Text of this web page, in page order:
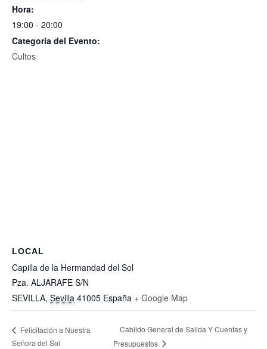
Hora:
19:00 - 20:00
Categoría del Evento:
Cultos
LOCAL
Capilla de la Hermandad del Sol
Pza. ALJARAFE S/N
SEVILLA, Sevilla 41005 España + Google Map
Felicitación a Nuestra
Señora del Sol
Cabildo General de Salida Y Cuentas y
Presupuestos